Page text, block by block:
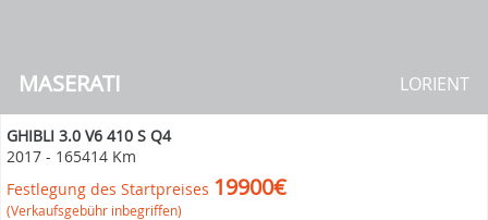
MASERATI LORIENT
GHIBLI 3.0 V6 410 S Q4
2017 - 165414 Km
Festlegung des Startpreises 19900€
(Verkaufsgebühr inbegriffen)